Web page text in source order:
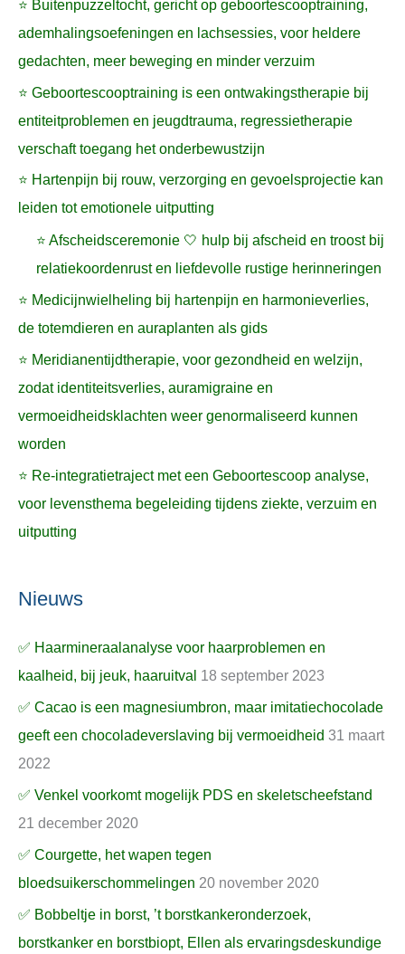
⭐ Buitenpuzzeltocht, gericht op geboortescooptraining,
ademhalingsoefeningen en lachsessies, voor heldere
gedachten, meer beweging en minder verzuim
⭐ Geboortescooptraining is een ontwakingstherapie bij
entiteitproblemen en jeugdtrauma, regressietherapie
verschaft toegang het onderbewustzijn
⭐ Hartenpijn bij rouw, verzorging en gevoelsprojectie kan
leiden tot emotionele uitputting
⭐ Afscheidsceremonie 🤍 hulp bij afscheid en troost bij
relatiekoordenrust en liefdevolle rustige herinneringen
⭐ Medicijnwielheling bij hartenpijn en harmonieverlies,
de totemdieren en auraplanten als gids
⭐ Meridianentijdtherapie, voor gezondheid en welzijn,
zodat identiteitsverlies, auramigraine en
vermoeidheidsklachten weer genormaliseerd kunnen
worden
⭐ Re-integratietraject met een Geboortescoop analyse,
voor levensthema begeleiding tijdens ziekte, verzuim en
uitputting
Nieuws
✅ Haarmineraalanalyse voor haarproblemen en
kaalheid, bij jeuk, haaruitval 18 september 2023
✅ Cacao is een magnesiumbron, maar imitatiechocolade
geeft een chocoladeverslaving bij vermoeidheid 31 maart
2022
✅ Venkel voorkomt mogelijk PDS en skeletscheefstand
21 december 2020
✅ Courgette, het wapen tegen
bloedsuikerschommelingen 20 november 2020
✅ Bobbeltje in borst, ’t borstkankeronderzoek,
borstkanker en borstbiopt, Ellen als ervaringsdeskundige